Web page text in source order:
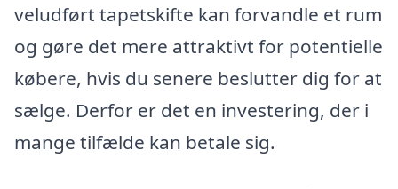
veludført tapetskifte kan forvandle et rum
og gøre det mere attraktivt for potentielle
købere, hvis du senere beslutter dig for at
sælge. Derfor er det en investering, der i
mange tilfælde kan betale sig.